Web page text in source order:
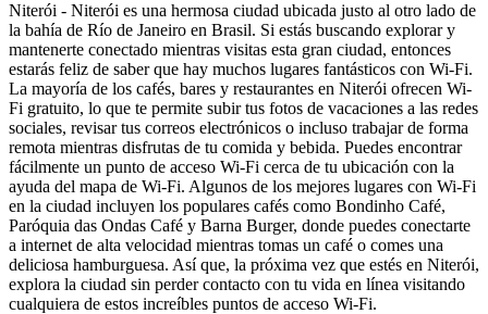
Niterói - Niterói es una hermosa ciudad ubicada justo al otro lado de
la bahía de Río de Janeiro en Brasil. Si estás buscando explorar y
mantenerte conectado mientras visitas esta gran ciudad, entonces
estarás feliz de saber que hay muchos lugares fantásticos con Wi-Fi.
La mayoría de los cafés, bares y restaurantes en Niterói ofrecen Wi-
Fi gratuito, lo que te permite subir tus fotos de vacaciones a las redes
sociales, revisar tus correos electrónicos o incluso trabajar de forma
remota mientras disfrutas de tu comida y bebida. Puedes encontrar
fácilmente un punto de acceso Wi-Fi cerca de tu ubicación con la
ayuda del mapa de Wi-Fi. Algunos de los mejores lugares con Wi-Fi
en la ciudad incluyen los populares cafés como Bondinho Café,
Paróquia das Ondas Café y Barna Burger, donde puedes conectarte
a internet de alta velocidad mientras tomas un café o comes una
deliciosa hamburguesa. Así que, la próxima vez que estés en Niterói,
explora la ciudad sin perder contacto con tu vida en línea visitando
cualquiera de estos increíbles puntos de acceso Wi-Fi.